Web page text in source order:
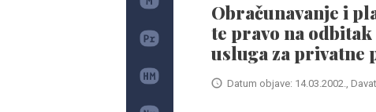
Obračunavanje i
te pravo na
usluga za privatne
Datum objave: 14.03.2002.,